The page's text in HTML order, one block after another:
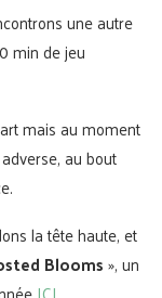
une autre
min de jeu
mais au moment
au bout
la tête haute, et
Blooms», un